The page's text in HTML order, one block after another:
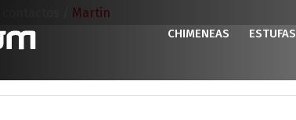
CHIMENEAS ESTUFAS
Martin